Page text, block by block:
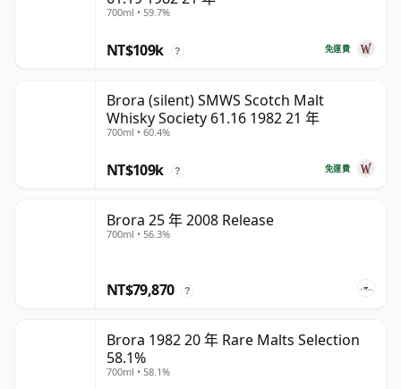
700ml • 59.7%
免運費
NT$109k ?
Brora (silent) SMWS Scotch Malt
Whisky Society 61.16 1982 21 年
700ml • 60.4%
免運費
NT$109k ?
Brora 25 年 2008 Release
700ml • 56.3%
NT$79,870 ?
Brora 1982 20 年 Rare Malts Selection
58.1%
700ml • 58.1%